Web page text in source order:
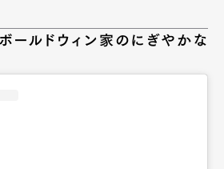
ールドウィン家のにぎやかな